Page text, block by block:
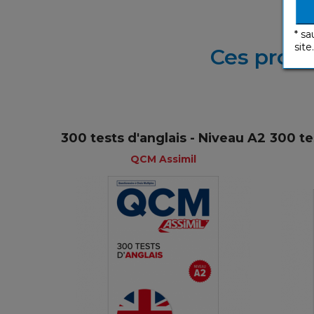
Ces
300 tests d'anglais - Niveau A2
QCM Assimil
QCM Assimil
Français
300
*
site.